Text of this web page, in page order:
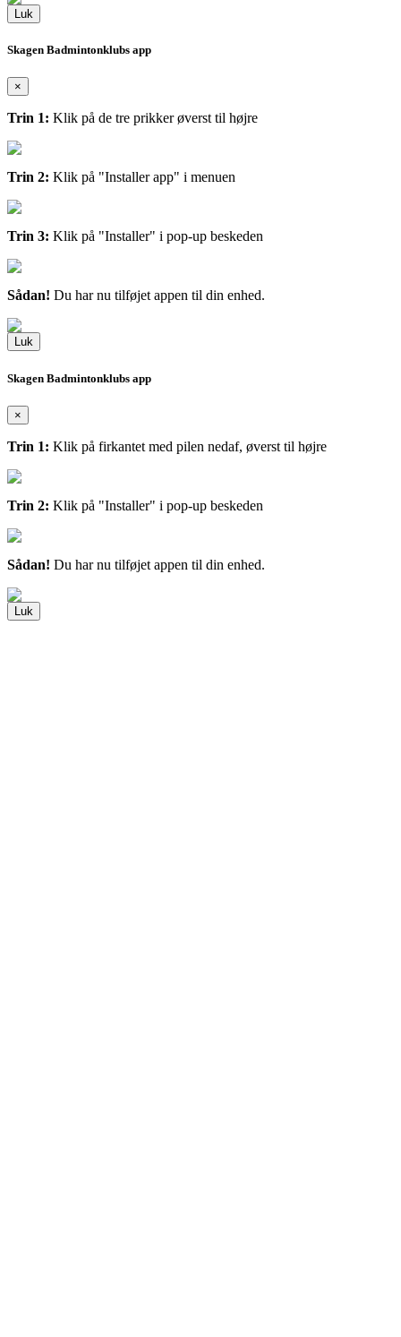
Luk
Skagen Badmintonklubs app
×
Trin 1: Klik på de tre prikker øverst til højre
Trin 2: Klik på "Installer app" i menuen
Trin 3: Klik på "Installer" i pop-up beskeden
Sådan! Du har nu tilføjet appen til din enhed.
Luk
Skagen Badmintonklubs app
×
Trin 1: Klik på firkantet med pilen nedaf, øverst til højre
Trin 2: Klik på "Installer" i pop-up beskeden
Sådan! Du har nu tilføjet appen til din enhed.
Luk